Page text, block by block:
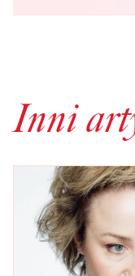
Inni